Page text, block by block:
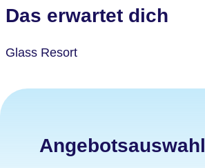
Das erwartet dich
Glass Resort
Angebotsauswahl